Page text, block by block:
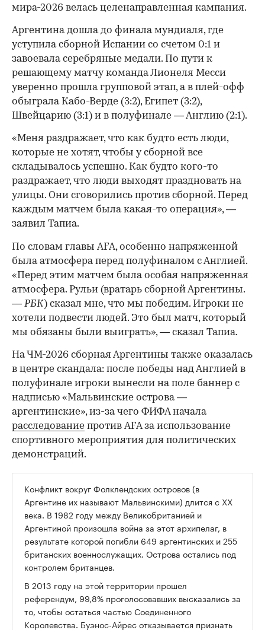
мира-2026 велась целенаправленная кампания.
Аргентина дошла до финала мундиаля, где
уступила сборной Испании со счетом 0:1 и
завоевала серебряные медали. По пути к
решающему матчу команда Лионеля Месси
уверенно прошла групповой этап, а в плей-офф
обыграла Кабо-Верде (3:2), Египет (3:2),
Швейцарию (3:1) и в полуфинале — Англию (2:1).
«Меня раздражает, что как будто есть люди,
которые не хотят, чтобы у сборной все
складывалось успешно. Как будто кого-то
раздражает, что люди выходят праздновать на
улицы. Они сговорились против сборной. Перед
каждым матчем была какая-то операция», —
заявил Тапиа.
00:00 00:00
По словам главы AFA, особенно напряженной
была атмосфера перед полуфиналом с Англией.
«Перед этим матчем была особая напряженная
атмосфера. Рульи (вратарь сборной Аргентины.
— РБК) сказал мне, что мы победим. Игроки не
хотели подвести людей. Это был матч, который
мы обязаны были выиграть», — сказал Тапиа.
На ЧМ-2026 сборная Аргентины также оказалась
в центре скандала: после победы над Англией в
полуфинале игроки вынесли на поле баннер с
надписью «Мальвинские острова —
аргентинские», из-за чего ФИФА начала
расследование против AFA за использование
спортивного мероприятия для политических
демонстраций.
Конфликт вокруг Фолклендских островов (в
Аргентине их называют Мальвинскими) длится с XX
века. В 1982 году между Великобританией и
Аргентиной произошла война за этот архипелаг, в
результате которой погибли 649 аргентинских и 255
британских военнослужащих. Острова остались под
контролем британцев.
В 2013 году на этой территории прошел
референдум, 99,8% проголосовавших высказались за
то, чтобы остаться частью Соединенного
Королевства. Буэнос-Айрес отказывается признать